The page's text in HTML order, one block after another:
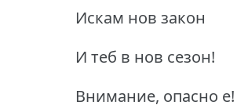
Искам нов закон
И теб в нов сезон!
Внимание, опасно е!